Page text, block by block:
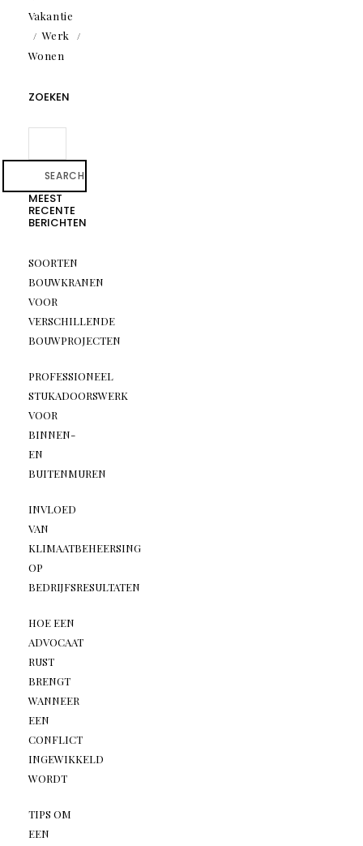
Vakantie
Werk
Wonen
ZOEKEN
SEARCH
MEEST
RECENTE
BERICHTEN
SOORTEN
BOUWKRANEN
VOOR
VERSCHILLENDE
BOUWPROJECTEN
PROFESSIONEEL
STUKADOORSWERK
VOOR
BINNEN-
EN
BUITENMUREN
INVLOED
VAN
KLIMAATBEHEERSING
OP
BEDRIJFSRESULTATEN
HOE EEN
ADVOCAAT
RUST
BRENGT
WANNEER
EEN
CONFLICT
INGEWIKKELD
WORDT
TIPS OM
EEN